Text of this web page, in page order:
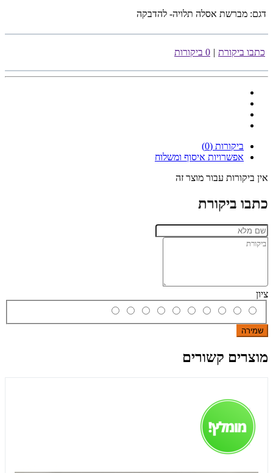
דגם: מברשת אסלה תלויה- להדבקה
כתבו ביקורת | 0 ביקורות
ביקורות (0)
אפשרויות איסוף ומשלוח
אין ביקורות עבור מוצר זה
כתבו ביקורת
ציון
שמירה
מוצרים קשורים